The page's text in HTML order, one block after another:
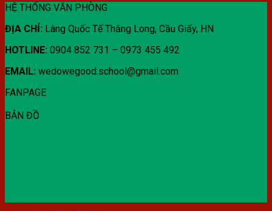
HỆ THỐNG VĂN PHÒNG
ĐỊA CHỈ: Làng Quốc Tế Thăng Long, Cầu Giấy, HN
HOTLINE: 0904 852 731 – 0973 455 492
EMAIL: wedowegood.school@gmail.com
FANPAGE
BẢN ĐỒ